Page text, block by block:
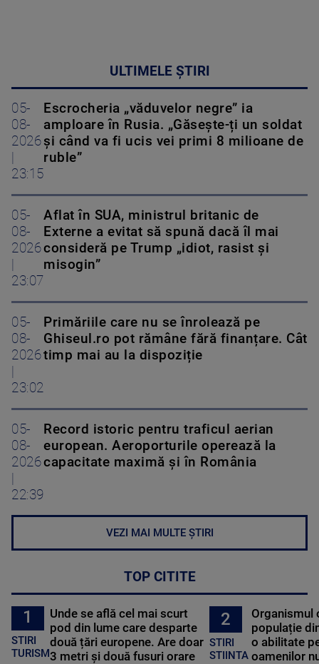
ULTIMELE ȘTIRI
05-
08-
2026
23:15
Escrocheria „văduvelor negre” ia
amploare în Rusia. „Găsește-ți un soldat
și când va fi ucis vei primi 8 milioane de
ruble”
05-
08-
2026
23:07
Aflat în SUA, ministrul britanic de
Externe a evitat să spună dacă îl mai
consideră pe Trump „idiot, rasist și
misogin”
05-
08-
2026
23:02
Primăriile care nu se înrolează pe
Ghiseul.ro pot rămâne fără finanțare. Cât
timp mai au la dispoziție
05-
08-
2026
22:39
Record istoric pentru traficul aerian
european. Aeroporturile operează la
capacitate maximă și în România
VEZI MAI MULTE ȘTIRI
TOP CITITE
1
STIRI
TURISM
Unde se află cel mai scurt
pod din lume care desparte
două țări europene. Are doar
3 metri și două fusuri orare
2
STIRI
STIINTA
Organismul
populație
o abilitate
oamenilor